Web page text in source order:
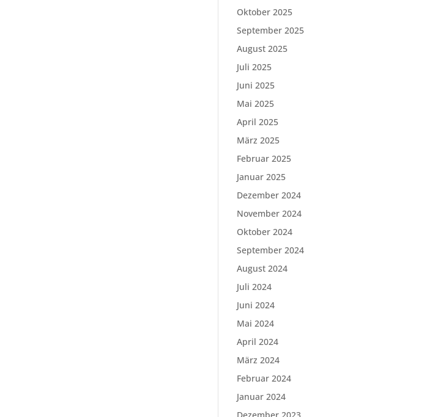
Oktober 2025
September 2025
August 2025
Juli 2025
Juni 2025
Mai 2025
April 2025
März 2025
Februar 2025
Januar 2025
Dezember 2024
November 2024
Oktober 2024
September 2024
August 2024
Juli 2024
Juni 2024
Mai 2024
April 2024
März 2024
Februar 2024
Januar 2024